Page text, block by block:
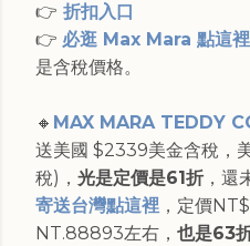
👉 折扣入口
👉 必逛 Max Mara 點這裡
是含稅價格。
🔸 MAX MARA TEDDY
送美國 $2339美金含稅，
稅)， 光是定價是61折 ，還
寄送台灣點這裡 ，定價
NT.88893左右， 也是63